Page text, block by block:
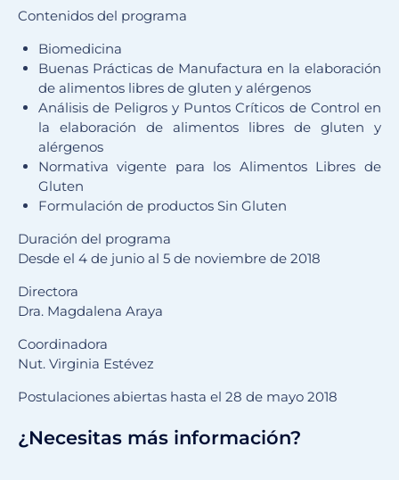
Contenidos del programa
Biomedicina
Buenas Prácticas de Manufactura en la elaboración
de alimentos libres de gluten y alérgenos
Análisis de Peligros y Puntos Críticos de Control en
la elaboración de alimentos libres de gluten y
alérgenos
Normativa vigente para los Alimentos Libres de
Gluten
Formulación de productos Sin Gluten
Duración del programa
Desde el 4 de junio al 5 de noviembre de 2018
Directora
Dra. Magdalena Araya
Coordinadora
Nut. Virginia Estévez
Postulaciones abiertas hasta el 28 de mayo 2018
¿Necesitas más información?